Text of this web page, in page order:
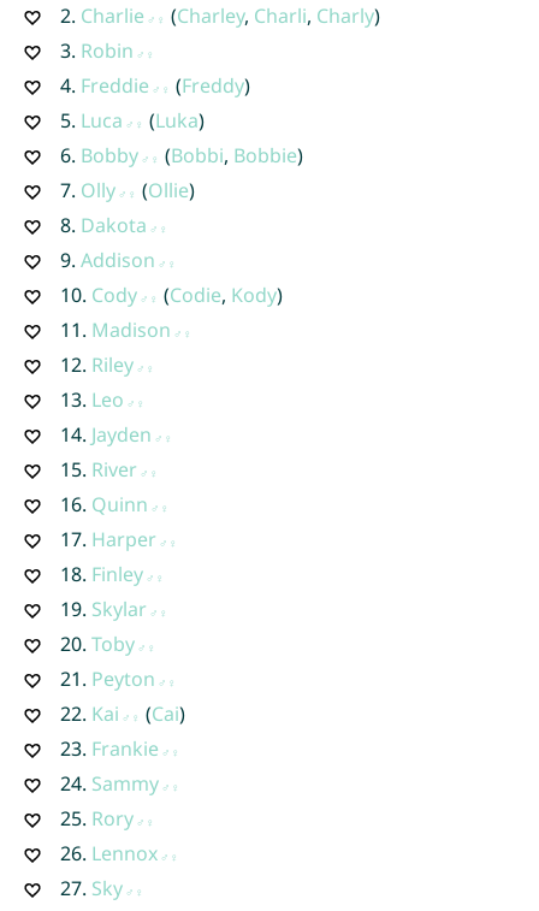
2. Charlie (Charley, Charli, Charly)
3. Robin
4. Freddie (Freddy)
5. Luca (Luka)
6. Bobby (Bobbi, Bobbie)
7. Olly (Ollie)
8. Dakota
9. Addison
10. Cody (Codie, Kody)
11. Madison
12. Riley
13. Leo
14. Jayden
15. River
16. Quinn
17. Harper
18. Finley
19. Skylar
20. Toby
21. Peyton
22. Kai (Cai)
23. Frankie
24. Sammy
25. Rory
26. Lennox
27. Sky